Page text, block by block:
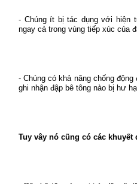
- Chúng ít bị tác dụng với hiện
ngay cả trong vùng tiếp xúc của
- Chúng có khả năng chống
ghi nhận đập bê tông nào bị hư
Tuy vây nó cũng có các khuyết